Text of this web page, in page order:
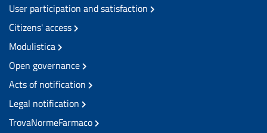
User participation and satisfaction
Citizens' access
Modulistica
Open governance
Acts of notification
Legal notification
TrovaNormeFarmaco